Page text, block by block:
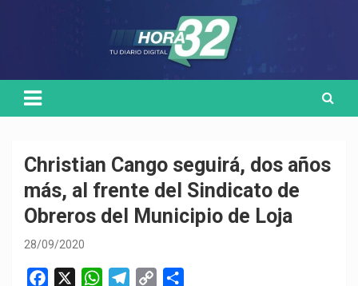
Christian Cango seguirá, dos años
más, al frente del Sindicato de
Obreros del Municipio de Loja
28/09/2020
W